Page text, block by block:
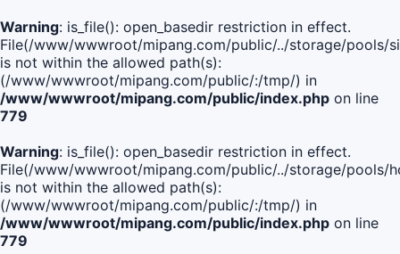
Warning: is_file(): open_basedir restriction in effect.
File(/www/wwwroot/mipang.com/public/../storage/pools/
is not within the allowed path(s):
(/www/wwwroot/mipang.com/public/:/tmp/) in
/www/wwwroot/mipang.com/public/index.php on line
779
Warning: is_file(): open_basedir restriction in effect.
File(/www/wwwroot/mipang.com/public/../storage/pools/
is not within the allowed path(s):
(/www/wwwroot/mipang.com/public/:/tmp/) in
/www/wwwroot/mipang.com/public/index.php on line
779